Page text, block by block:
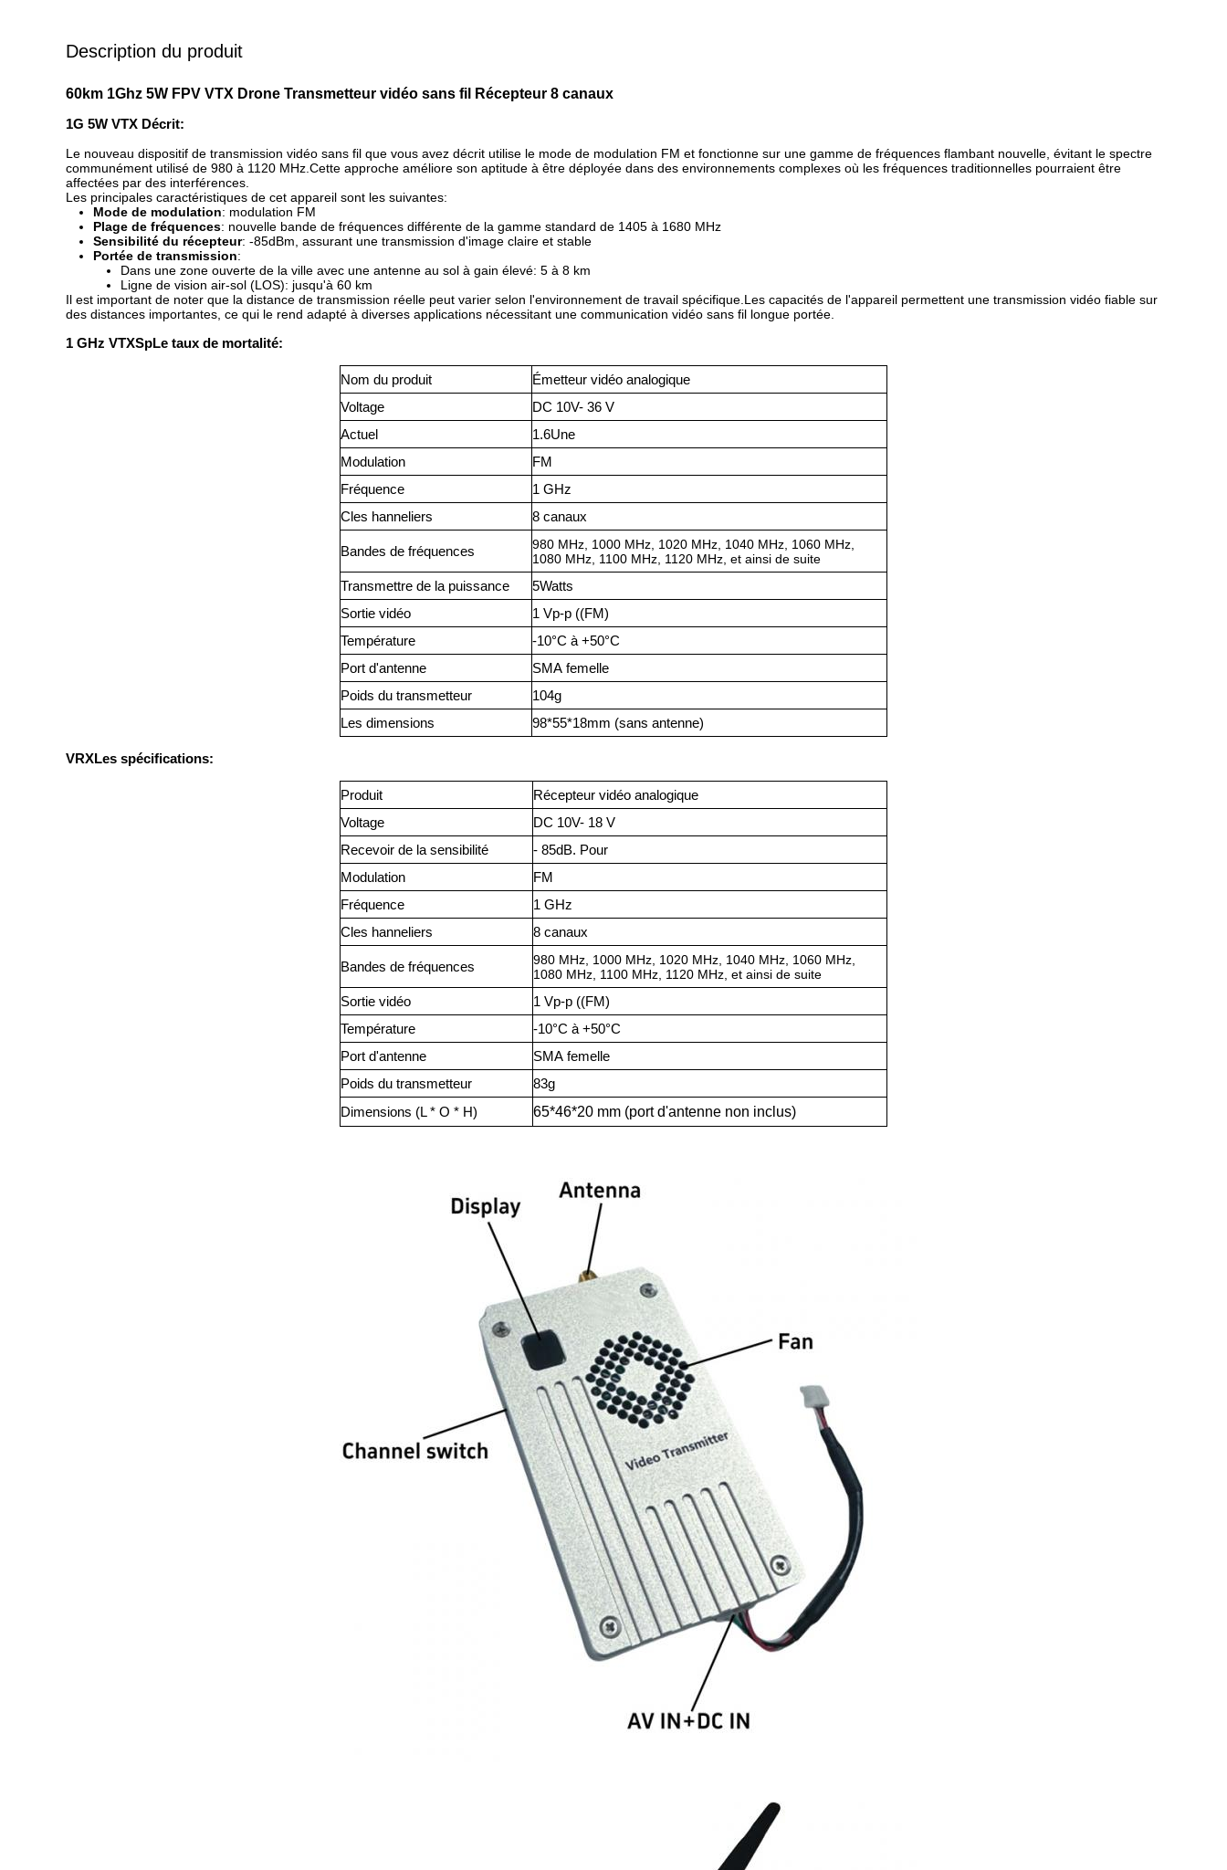
Description du produit
60km 1Ghz 5W FPV VTX Drone Transmetteur vidéo sans fil Récepteur 8 canaux
1G 5W VTX Décrit:
Le nouveau dispositif de transmission vidéo sans fil que vous avez décrit utilise le mode de modulation FM et fonctionne sur une gamme de fréquences flambant nouvelle, évitant le spectre
communément utilisé de 980 à 1120 MHz.Cette approche améliore son aptitude à être déployée dans des environnements complexes où les fréquences traditionnelles pourraient être
affectées par des interférences.
Les principales caractéristiques de cet appareil sont les suivantes:
Mode de modulation: modulation FM
Plage de fréquences: nouvelle bande de fréquences différente de la gamme standard de 1405 à 1680 MHz
Sensibilité du récepteur: -85dBm, assurant une transmission d'image claire et stable
Portée de transmission:
Dans une zone ouverte de la ville avec une antenne au sol à gain élevé: 5 à 8 km
Ligne de vision air-sol (LOS): jusqu'à 60 km
Il est important de noter que la distance de transmission réelle peut varier selon l'environnement de travail spécifique.Les capacités de l'appareil permettent une transmission vidéo fiable sur
des distances importantes, ce qui le rend adapté à diverses applications nécessitant une communication vidéo sans fil longue portée.
1 GHz VTXSpLe taux de mortalité:
Nom du produit
Émetteur vidéo analogique
Voltage
DC 10V- 36 V
Actuel
1.6Une
Modulation
FM
Fréquence
1 GHz
C les hanneliers 8 canaux
Bandes de fréquences
980 MHz, 1000 MHz, 1020 MHz, 1040 MHz, 1060 MHz,
1080 MHz, 1100 MHz, 1120 MHz, et ainsi de suite
Transmettre de la puissance
5Watts
Sortie vidéo
1 Vp-p ((FM)
Température
-10°C à +50°C
Port d'antenne
SMA femelle
Poids du transmetteur
104g
Les dimensions
98*55*18mm (sans antenne)
VRXLes spécifications:
Produit
Récepteur vidéo analogique
Voltage
DC 10V- 18 V
Recevoir de la sensibilité
- 85d B. Pour
Modulation
FM
Fréquence
1 GHz
C les hanneliers 8 canaux
Bandes de fréquences
980 MHz, 1000 MHz, 1020 MHz, 1040 MHz, 1060 MHz,
1080 MHz, 1100 MHz, 1120 MHz, et ainsi de suite
Sortie vidéo
1 Vp-p ((FM)
Température
-10°C à +50°C
Port d'antenne
SMA femelle
Poids du transmetteur
83g
Dimensions (L * O * H)
65*46*20 mm (port d'antenne non inclus)